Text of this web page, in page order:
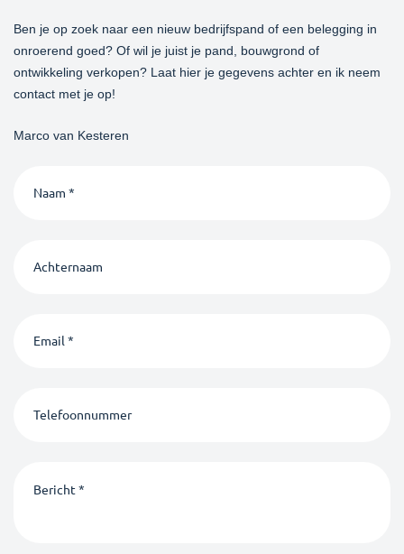
Ben je op zoek naar een nieuw bedrijfspand of een belegging in
onroerend goed? Of wil je juist je pand, bouwgrond of
ontwikkeling verkopen? Laat hier je gegevens achter en ik neem
contact met je op!
Marco van Kesteren